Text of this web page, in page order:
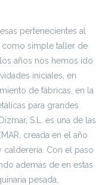
pertenecientes al
como simple taller de
años nos hemos ido
iniciales, en
de fábricas, en la
para grandes
S.L. es una de las
creada en el año
Con el paso
además de en estas
pesada,